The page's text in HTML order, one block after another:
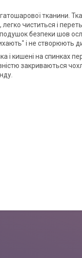
тканини.
чиститься і
безпеки шов
і не створюють
і кишені на спинках
закриваються